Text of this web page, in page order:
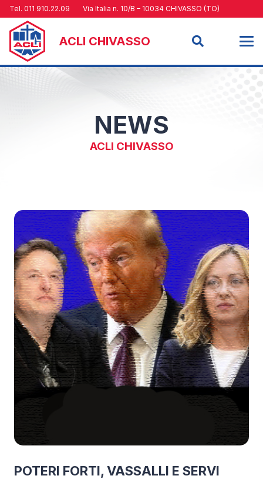
Tel. 011 910.22.09 Via Italia n. 10/B – 10034 CHIVASSO (TO)
ACLI CHIVASSO
NEWS
ACLI CHIVASSO
POTERI FORTI, VASSALLI E SERVI